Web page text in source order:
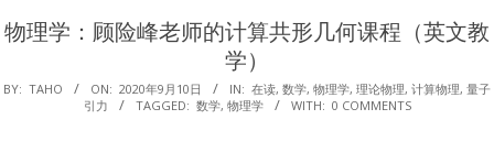
物理学：顾险峰老师的计算共形几何课程（英文教
学）
BY: TAHO ON: 2020年9月10日 IN: 在读, 数学, 物理学, 理论物理, 计算物理, 量子
引力
TAGGED: 数学, 物理学 WITH: 0 COMMENTS